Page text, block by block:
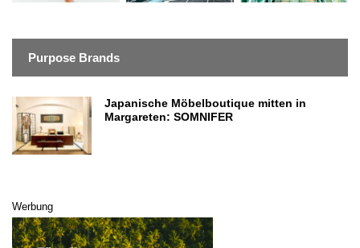
Purpose Brands
Japanische Möbelboutique mitten in
Margareten: SOMNIFER
Werbung